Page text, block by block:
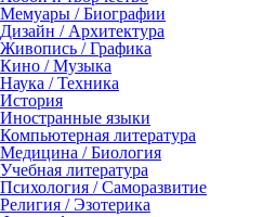
Мемуары / Биографии
Дизайн / Архитектура
Живопись / Графика
Кино / Музыка
Наука / Техника
История
Иностранные языки
Компьютерная литература
Медицина / Биология
Учебная литература
Психология / Саморазвитие
Религия / Эзотерика